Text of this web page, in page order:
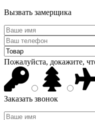
Вызвать замерщика
Пожалуйста, докажите,
Заказать звонок